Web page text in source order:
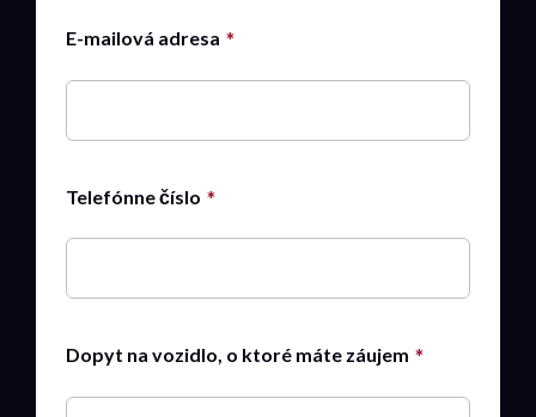
E-mailová adresa
Telefónne číslo
Dopyt na vozidlo, o ktoré máte záujem